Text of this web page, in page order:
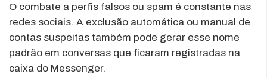
O combate a perfis falsos ou spam é constante nas
redes sociais. A exclusão automática ou manual de
contas suspeitas também pode gerar esse nome
padrão em conversas que ficaram registradas na
caixa do Messenger.